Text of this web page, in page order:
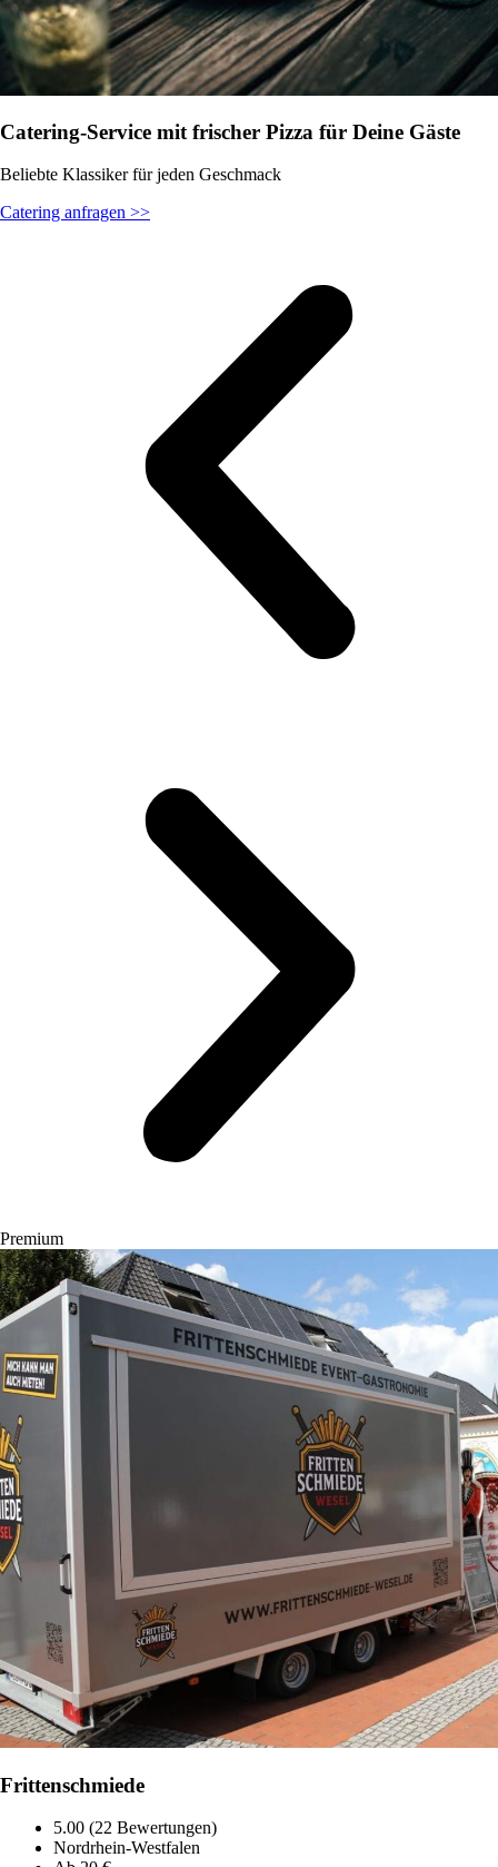
Catering-Service mit frischer Pizza für Deine Gäste
Beliebte Klassiker für jeden Geschmack
Catering anfragen >>
Premium
Frittenschmiede
5.00 (22 Bewertungen)
Nordrhein-Westfalen